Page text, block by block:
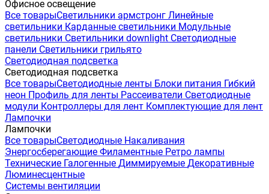
Офисное освещение
Все товарыСветильники армстронг Линейные
светильники Карданные светильники Модульные
светильники Светильники downlight Светодиодные
панели Светильники грильято
Светодиодная подсветка
Светодиодная подсветка
Все товарыСветодиодные ленты Блоки питания Гибкий
неон Профиль для ленты Рассеиватели Светодиодные
модули Контроллеры для лент Комплектующие для лент
Лампочки
Лампочки
Все товарыСветодиодные Накаливания
Энергосберегающие Филаментные Ретро лампы
Технические Галогенные Диммируемые Декоративные
Люминесцентные
Системы вентиляции